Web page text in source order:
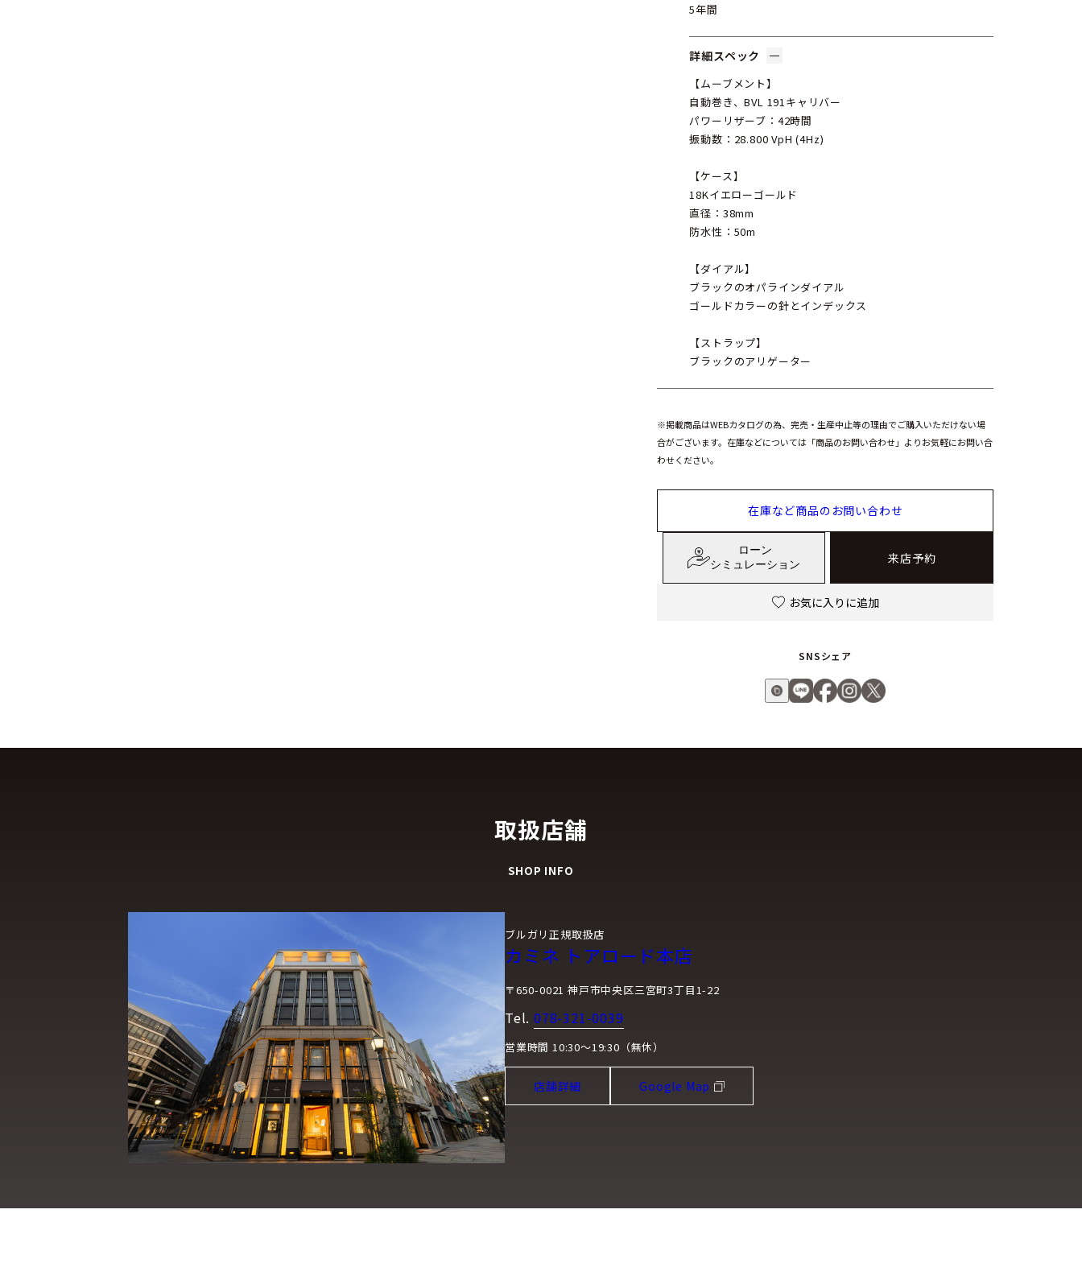
5年間
詳細スペック
【ムーブメント】
自動巻き、BVL 191キャリバー
パワーリザーブ：42時間
振動数：28.800 VpH (4Hz)
【ケース】
18Kイエローゴールド
直径：38mm
防水性：50m
【ダイアル】
ブラックのオパラインダイアル
ゴールドカラーの針とインデックス
【ストラップ】
ブラックのアリゲーター
※掲載商品はWEBカタログの為、完売・生産中止等の理由でご購入いただけない場
合がございます。在庫などについては「商品のお問い合わせ」よりお気軽にお問い合
わせください。
在庫など商品のお問い合わせ
ローン
シミュレーション
来店予約
お気に入りに追加
SNSシェア
取扱店舗
SHOP INFO
ブルガリ正規取扱店
カミネ トアロード本店
〒650-0021 神戸市中央区三宮町3丁目1-22
Tel. 078-321-0039
営業時間 10:30～19:30（無休）
店舗詳細 Google Map